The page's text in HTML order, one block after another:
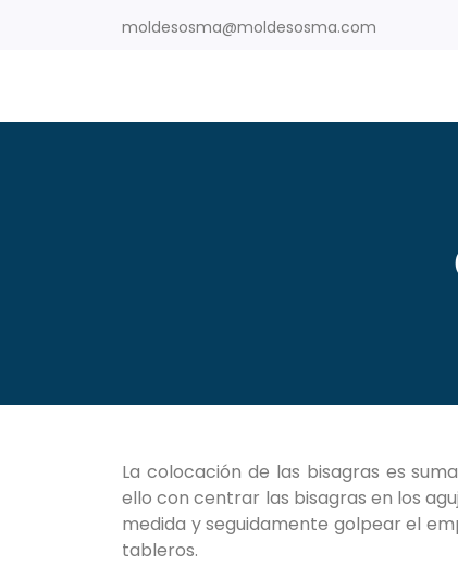
moldesosma@moldesosma.com
La colocación de las bisagras es
ello con centrar las bisagras en los
medida y seguidamente golpear el
tableros.